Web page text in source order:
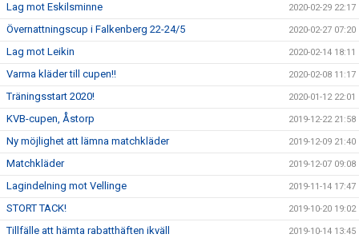
Lag mot Eskilsminne 2020-02-29 22:17
Övernattningscup i Falkenberg 22-24/5 2020-02-27 07:20
Lag mot Leikin 2020-02-14 18:11
Varma kläder till cupen!! 2020-02-08 11:17
Träningsstart 2020! 2020-01-12 22:01
KVB-cupen, Åstorp 2019-12-22 21:58
Ny möjlighet att lämna matchkläder 2019-12-09 21:40
Matchkläder 2019-12-07 09:08
Lagindelning mot Vellinge 2019-11-14 17:47
STORT TACK! 2019-10-20 19:02
Tillfälle att hämta rabatthäften ikväll 2019-10-14 13:45